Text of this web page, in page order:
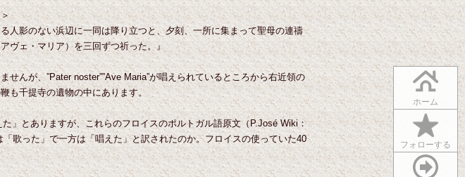
ホーム
フォローする
人影のない浜辺に一同は降り立つと、夕刻、一所に集まって聖母の連禱
ヴェ・マリア）を三回ずつ祈った。』
んが、”Pater noster””Ave Maria”が唱えられているところから右近領の
も千提寺の遺物の中にあります。
」とありますが、これらのフロイスのポルトガル語原文（P.José Wiki：
歌った」で一方は「唱えた」と訳されたのか。フロイスの使っていた40